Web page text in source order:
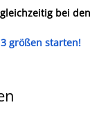
bei den
größen starten!